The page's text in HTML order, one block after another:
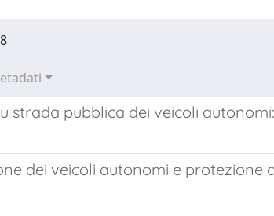
strada pubblica dei veicoli
dei veicoli autonomi e protezione